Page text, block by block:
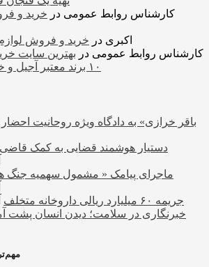
کارشناس روابط عمومی در خرید و
اکبری در خرید و فروش
کارشناس روابط عمومی در بهترین سایت
۱۰ برند معتبر آجیل و خشکبار در ایران
«باقر خرازی» به دادگاه ویژه روحانیت
دستیار هوشمند قضایی به کمک قاضی
ماجرای پیامک « مشمول سهمیه جنگ
جریمه ۶۰ میلیارد ریالی داروخانه متخلف
خبرنگاری در سلامت؛ دیدن انسان پشت